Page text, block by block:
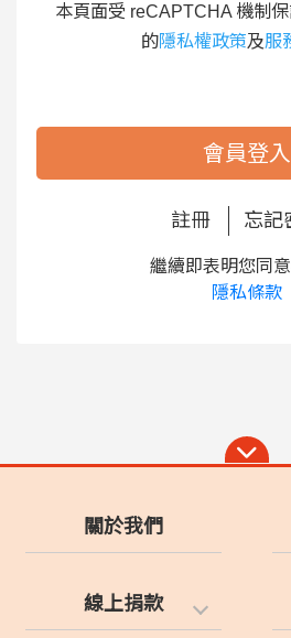
本頁面受 reCAPTCHA 機制
的隱私權政策及服
會員登入
註冊 忘記
繼續即表明您同
隱私條款
關於我們
線上捐款